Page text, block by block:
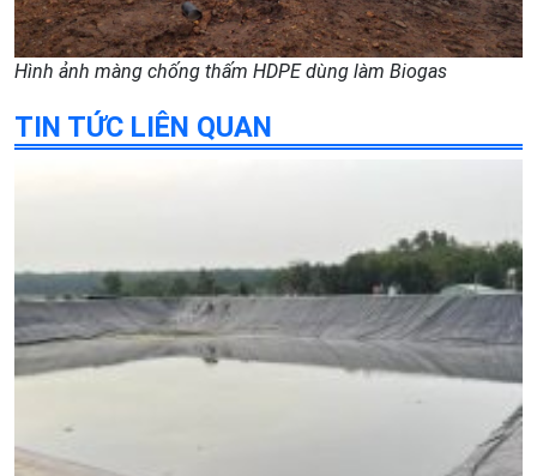
Hình ảnh màng chống thấm HDPE dùng làm Biogas
TIN TỨC LIÊN QUAN